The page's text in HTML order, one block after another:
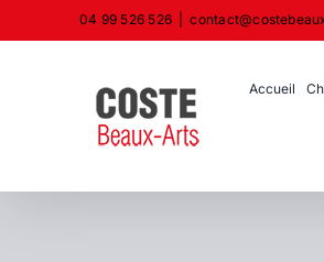
au
04 99 526 526
Accueil